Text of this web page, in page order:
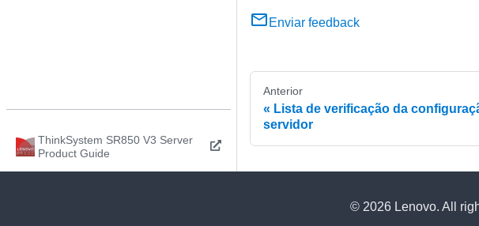
ThinkSystem SR850 V3 Server
Product Guide
Enviar feedback
Anterior
Lista de verificação da
servidor
© 2026 Lenovo. All